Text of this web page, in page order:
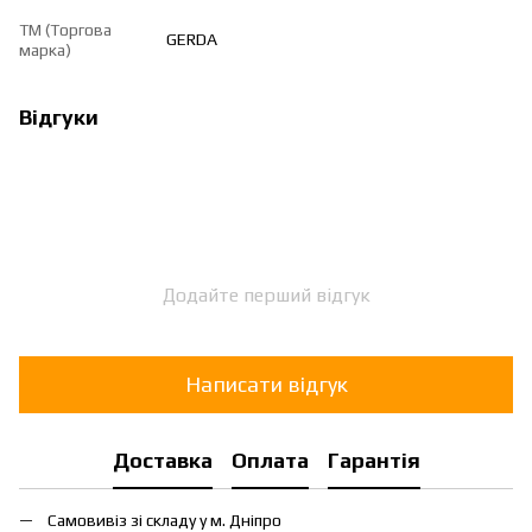
ТМ (Торгова
марка)
GERDA
Відгуки
Додайте перший відгук
Написати відгук
Доставка Оплата Гарантія
Самовивіз зі складу у м. Дніпро